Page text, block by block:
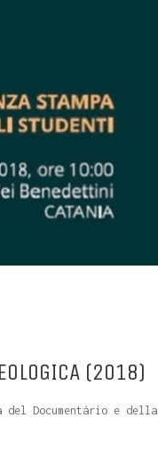
(2018)
del Documentário e della